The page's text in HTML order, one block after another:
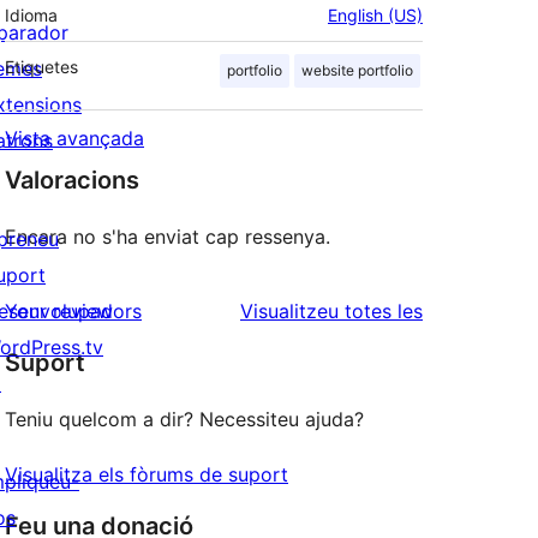
Idioma English (US)
Etiquetes portfolio website portfolio
Vista avançada
Valoracions
Encara no s'ha enviat cap ressenya.
Your review Visualitzeu totes lesressenyes
Suport
Teniu quelcom a dir? Necessiteu ajuda?
Visualitza els fòrums de suport
Feu una donació